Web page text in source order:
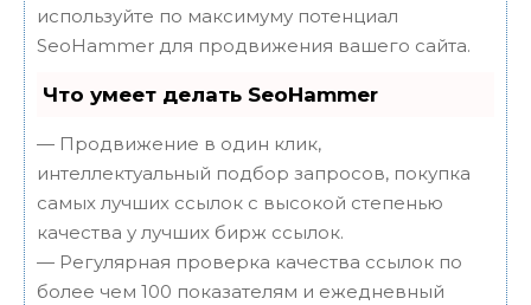
используйте по максимуму потенциал
SeoHammer для продвижения вашего сайта.
Что умеет делать SeoHammer
— Продвижение в один клик,
интеллектуальный подбор запросов, покупка
самых лучших ссылок с высокой степенью
качества у лучших бирж ссылок.
— Регулярная проверка качества ссылок по
более чем 100 показателям и ежедневный